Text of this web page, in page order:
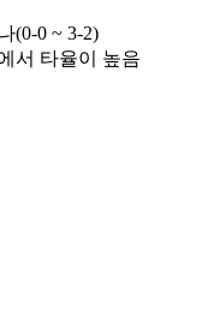
(0-0 ~ 3-2)
서 타율이 높음